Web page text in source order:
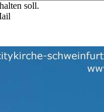
soll.